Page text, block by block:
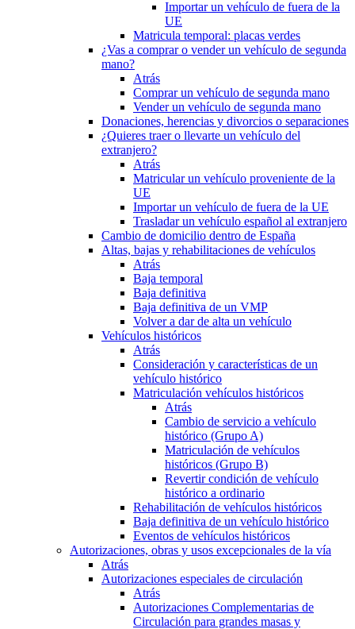
Importar un vehículo de fuera de la
UE
Matricula temporal: placas verdes
¿Vas a comprar o vender un vehículo de segunda
mano?
Atrás
Comprar un vehículo de segunda mano
Vender un vehículo de segunda mano
Donaciones, herencias y divorcios o separaciones
¿Quieres traer o llevarte un vehículo del
extranjero?
Atrás
Matricular un vehículo proveniente de la
UE
Importar un vehículo de fuera de la UE
Trasladar un vehículo español al extranjero
Cambio de domicilio dentro de España
Altas, bajas y rehabilitaciones de vehículos
Atrás
Baja temporal
Baja definitiva
Baja definitiva de un VMP
Volver a dar de alta un vehículo
Vehículos históricos
Atrás
Consideración y características de un
vehículo histórico
Matriculación vehículos históricos
Atrás
Cambio de servicio a vehículo
histórico (Grupo A)
Matriculación de vehículos
históricos (Grupo B)
Revertir condición de vehículo
histórico a ordinario
Rehabilitación de vehículos históricos
Baja definitiva de un vehículo histórico
Eventos de vehículos históricos
Autorizaciones, obras y usos excepcionales de la vía
Atrás
Autorizaciones especiales de circulación
Atrás
Autorizaciones Complementarias de
Circulación para grandes masas y